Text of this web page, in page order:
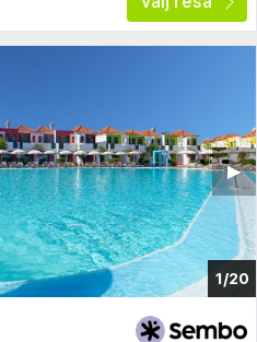
1/20
▶︎